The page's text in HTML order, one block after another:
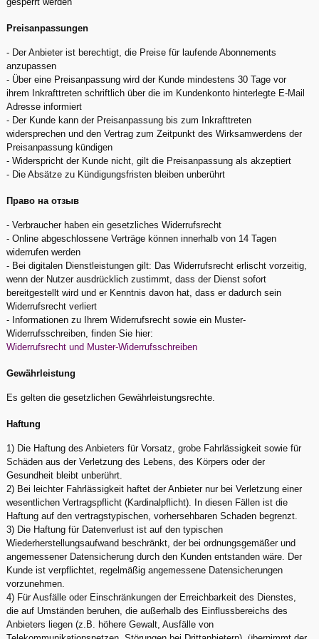
Preisanpassungen
- Der Anbieter ist berechtigt, die Preise für laufende Abonnements
anzupassen
- Über eine Preisanpassung wird der Kunde mindestens 30 Tage vor
ihrem Inkrafttreten schriftlich über die im Kundenkonto hinterlegte E-Mail
Adresse informiert
- Der Kunde kann der Preisanpassung bis zum Inkrafttreten
widersprechen und den Vertrag zum Zeitpunkt des Wirksamwerdens der
Preisanpassung kündigen
- Widerspricht der Kunde nicht, gilt die Preisanpassung als akzeptiert
- Die Absätze zu Kündigungsfristen bleiben unberührt
Право на отзыв
- Verbraucher haben ein gesetzliches Widerrufsrecht
- Online abgeschlossene Verträge können innerhalb von 14 Tagen
widerrufen werden
- Bei digitalen Dienstleistungen gilt: Das Widerrufsrecht erlischt vorzeitig,
wenn der Nutzer ausdrücklich zustimmt, dass der Dienst sofort
bereitgestellt wird und er Kenntnis davon hat, dass er dadurch sein
Widerrufsrecht verliert
- Informationen zu Ihrem Widerrufsrecht sowie ein Muster-
Widerrufsschreiben, finden Sie hier:
Widerrufsrecht und Muster-Widerrufsschreiben
Gewährleistung
Es gelten die gesetzlichen Gewährleistungsrechte.
Haftung
1) Die Haftung des Anbieters für Vorsatz, grobe Fahrlässigkeit sowie für
Schäden aus der Verletzung des Lebens, des Körpers oder der
Gesundheit bleibt unberührt.
2) Bei leichter Fahrlässigkeit haftet der Anbieter nur bei Verletzung einer
wesentlichen Vertragspflicht (Kardinalpflicht). In diesen Fällen ist die
Haftung auf den vertragstypischen, vorhersehbaren Schaden begrenzt.
3) Die Haftung für Datenverlust ist auf den typischen
Wiederherstellungsaufwand beschränkt, der bei ordnungsgemäßer und
angemessener Datensicherung durch den Kunden entstanden wäre. Der
Kunde ist verpflichtet, regelmäßig angemessene Datensicherungen
vorzunehmen.
4) Für Ausfälle oder Einschränkungen der Erreichbarkeit des Dienstes,
die auf Umständen beruhen, die außerhalb des Einflussbereichs des
Anbieters liegen (z.B. höhere Gewalt, Ausfälle von